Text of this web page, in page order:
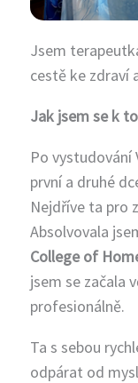
Jsem
cestě ke zdraví
Jak jsem se k
Po vystudování
první a druhé
Nejdříve ta pro
Absolvovala
College of
jsem se začala
profesionálně.
Ta s sebou
odpárat od